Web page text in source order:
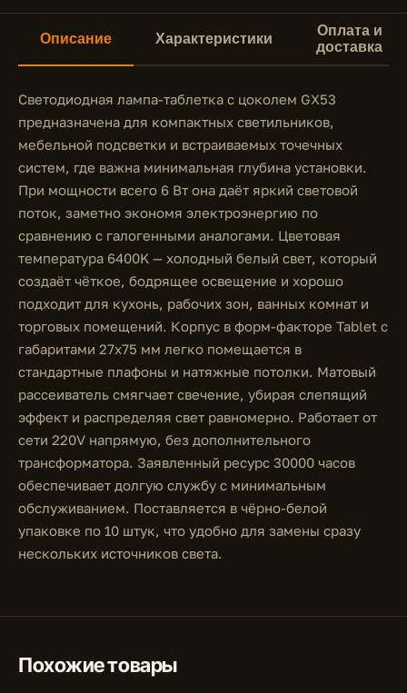
Описание Характеристики
Оплата и
доставка
Светодиодная лампа-таблетка с цоколем GX53
предназначена для компактных светильников,
мебельной подсветки и встраиваемых точечных
систем, где важна минимальная глубина установки.
При мощности всего 6 Вт она даёт яркий световой
поток, заметно экономя электроэнергию по
сравнению с галогенными аналогами. Цветовая
температура 6400K — холодный белый свет, который
создаёт чёткое, бодрящее освещение и хорошо
подходит для кухонь, рабочих зон, ванных комнат и
торговых помещений. Корпус в форм-факторе Tablet с
габаритами 27x75 мм легко помещается в
стандартные плафоны и натяжные потолки. Матовый
рассеиватель смягчает свечение, убирая слепящий
эффект и распределяя свет равномерно. Работает от
сети 220V напрямую, без дополнительного
трансформатора. Заявленный ресурс 30000 часов
обеспечивает долгую службу с минимальным
обслуживанием. Поставляется в чёрно-белой
упаковке по 10 штук, что удобно для замены сразу
нескольких источников света.
Похожие товары